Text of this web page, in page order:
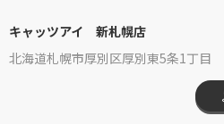
キャッツアイ 新札幌店
北海道札幌市厚別区厚別東5条1丁目